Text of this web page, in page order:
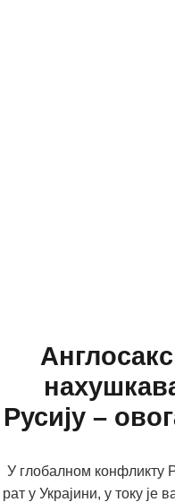
Русију –
У глобалном конфликту
рат у Украјини, у току је